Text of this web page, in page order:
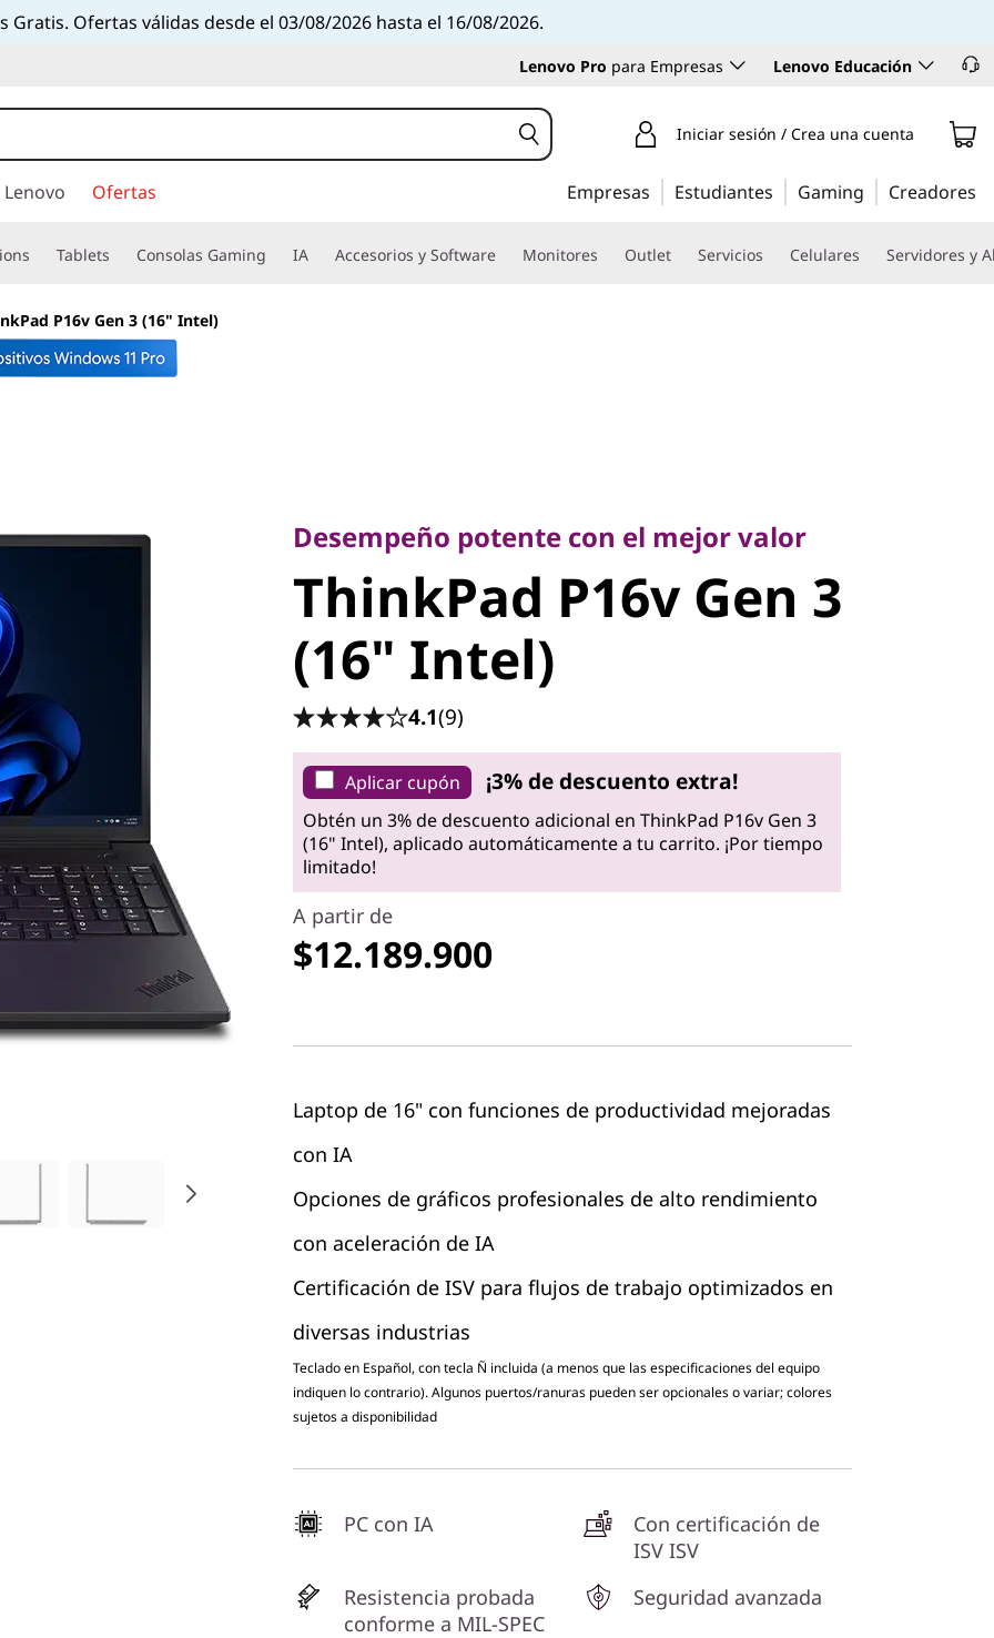
Gratis. Ofertas válidas desde el 03/08/2026 hasta el 16/08/2026.
Lenovo Pro para Empresas Lenovo Educación
Iniciar sesión / Crea una cuenta
Ofertas Empresas Estudiantes Gaming Creadores
Tablets Consolas Gaming IA Accesorios y Software Monitores Outlet Servicios Celulares Servidores y
P16v Gen 3 (16" Intel)
ThinkPad P16v Gen
3 (16" Intel)
Desempeño potente con el mejor valor
ThinkPad P16v Gen 3
(16" Intel)
4.1(9)
Aplicar cupón ¡3% de descuento extra!
Obtén un 3% de descuento adicional en ThinkPad P16v Gen 3
(16" Intel), aplicado automáticamente a tu carrito. ¡Por tiempo
limitado!
A partir de
$12.189.900
Laptop de 16" con funciones de productividad mejoradas
con IA
Opciones de gráficos profesionales de alto rendimiento
con aceleración de IA
Certificación de ISV para flujos de trabajo optimizados en
diversas industrias
Teclado en Español, con tecla Ñ incluida (a menos que las especificaciones del equipo
indiquen lo contrario). Algunos puertos/ranuras pueden ser opcionales o variar; colores
sujetos a disponibilidad
PC con IA
Con certificación de
ISV ISV
Resistencia probada
conforme a MIL-SPEC
Seguridad avanzada